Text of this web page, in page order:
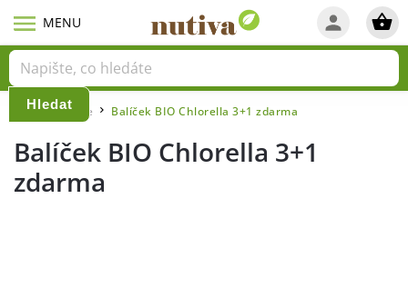
Hledat
Domů / Akce / Balíček BIO Chlorella 3+1 zdarma
Balíček BIO Chlorella 3+1
zdarma